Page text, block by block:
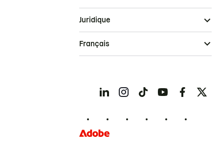
Juridique
Français